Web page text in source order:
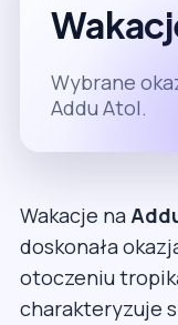
Wybrane
Addu Atol.
Wakacje na
doskonała
otoczeniu
charakteryzuje